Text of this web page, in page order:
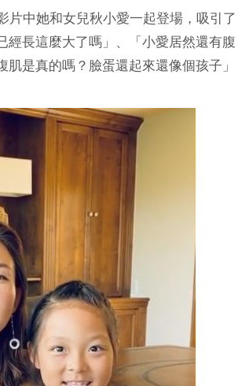
片中她和女兒秋小愛一起登場，吸引了
經長這麼大了嗎」、「小愛居然還有腹
是真的嗎？臉蛋還起來還像個孩子」